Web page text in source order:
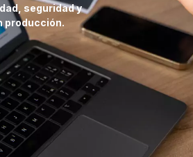
seguridad y
producción.